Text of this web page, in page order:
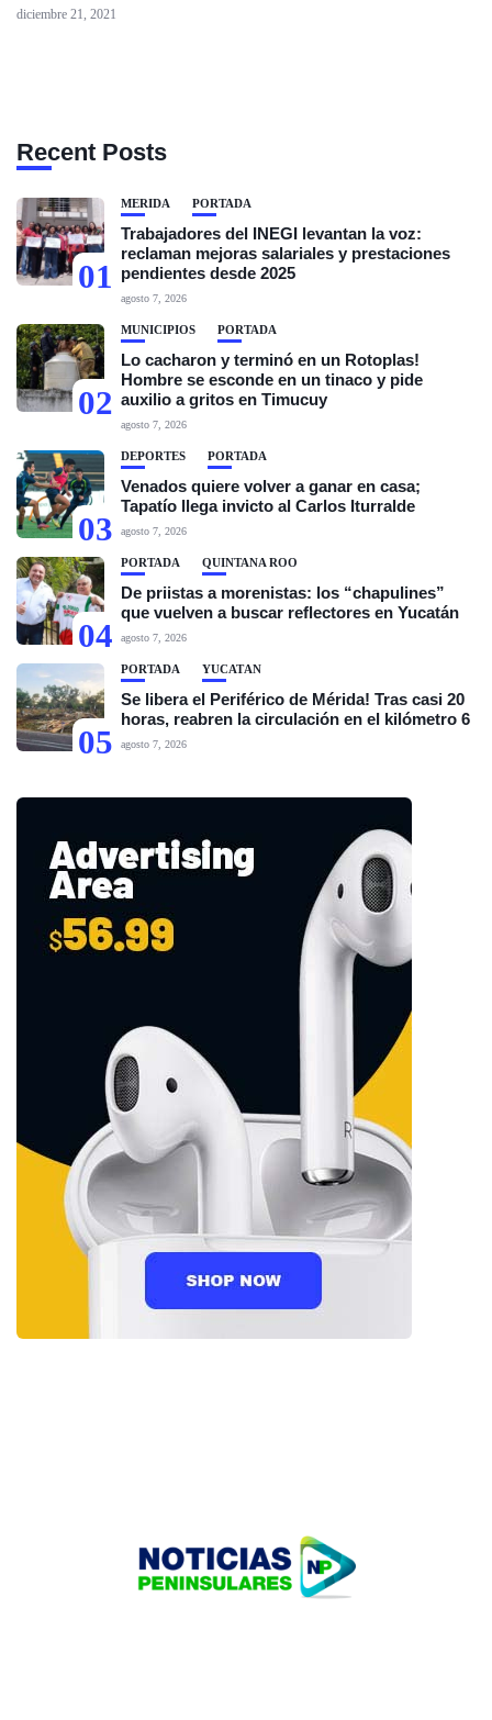
diciembre 21, 2021
Recent Posts
01
MÉRIDA PORTADA
Trabajadores del INEGI levantan la voz:
reclaman mejoras salariales y prestaciones
pendientes desde 2025
agosto 7, 2026
02
MUNICIPIOS PORTADA
Lo cacharon y terminó en un Rotoplas!
Hombre se esconde en un tinaco y pide
auxilio a gritos en Timucuy
agosto 7, 2026
03
DEPORTES PORTADA
Venados quiere volver a ganar en casa;
Tapatío llega invicto al Carlos Iturralde
agosto 7, 2026
04
PORTADA QUINTANA ROO
De priistas a morenistas: los “chapulines”
que vuelven a buscar reflectores en Yucatán
agosto 7, 2026
05
PORTADA YUCATÁN
Se libera el Periférico de Mérida! Tras casi 20
horas, reabren la circulación en el kilómetro 6
agosto 7, 2026